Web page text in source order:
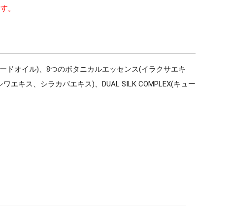
。
ドオイル)、8つのボタニカルエッセンス(イラクサエキ
キス、シラカバエキス)、DUAL SILK COMPLEX(キュー